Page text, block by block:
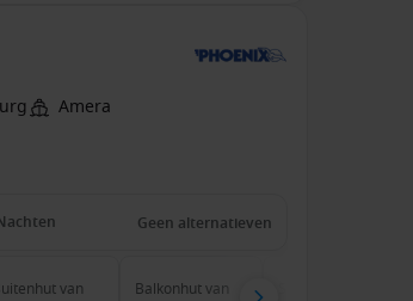
Amera
Geen alternatieven
van Balkonhutvan